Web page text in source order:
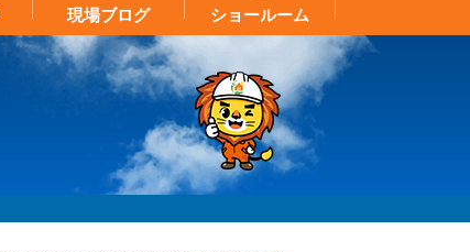
現場ブログ ショールーム